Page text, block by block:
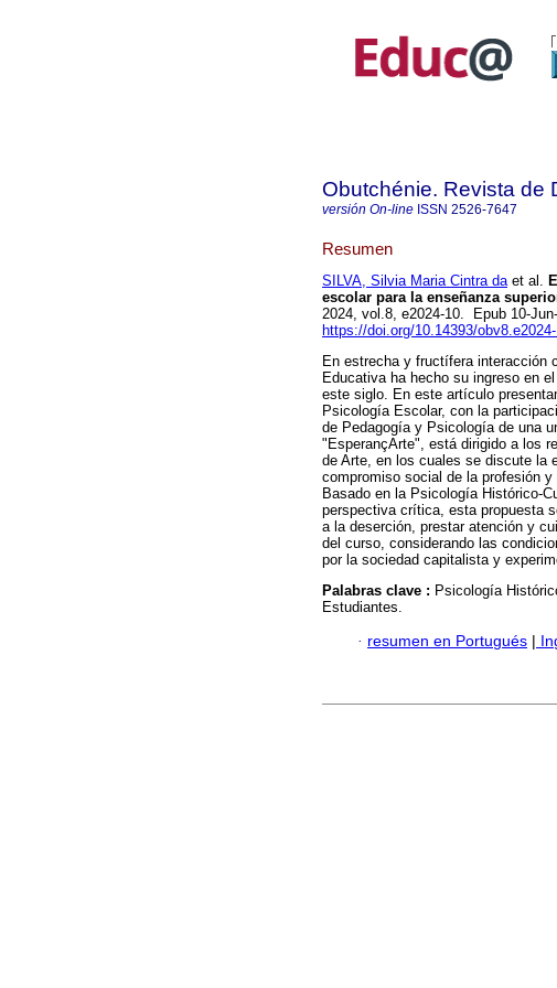
Obutchénie. Revista de
versión On-line ISSN 2526-7647
Resumen
SILVA, Silvia Maria Cintra daet al.
escolar para la enseñanza
2024, vol.8, e2024-10. Epub 10-
https://doi.org/10.14393/
En estrecha y fructífera interacción
Educativa ha hecho su ingreso en
este siglo. En este artículo
Psicología Escolar, con la
de Pedagogía y Psicología de una
"EsperançArte", está dirigido a los
de Arte, en los cuales se discute la
compromiso social de la profesión
Basado en la Psicología Histórico-
perspectiva crítica, esta propuesta
a la deserción, prestar atención y
del curso, considerando las
por la sociedad capitalista y
Palabras clave : Psicología
Estudiantes.
· resumen en Portugués |